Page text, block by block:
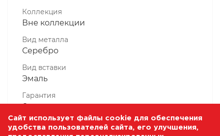
Коллекция
Вне коллекции
Вид металла
Серебро
Вид вставки
Эмаль
Гарантия
6 месяцев
Комплектность, шт
Сайт использует файлы cookie для обеспечения
удобства пользователей сайта, его улучшения,